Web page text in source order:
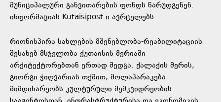
მუნიციპალური განვითარების ფონდს წარუდგენენ.
ინფორმაციას Kutaisipost-ი ავრცელებს.
რიონისპირა სახლების მშენებლობა-რეაბილიტაციის
შესახებ მსჯელობა ქუთაისის მერიაში
არქიტექტორებთან ერთად შედგა. ქალაქის მერის,
გიორგი ჭიღვარიას თქმით, მოლაპარაკება
მიმდინარეობს კულტურული მემკვიდრეობის